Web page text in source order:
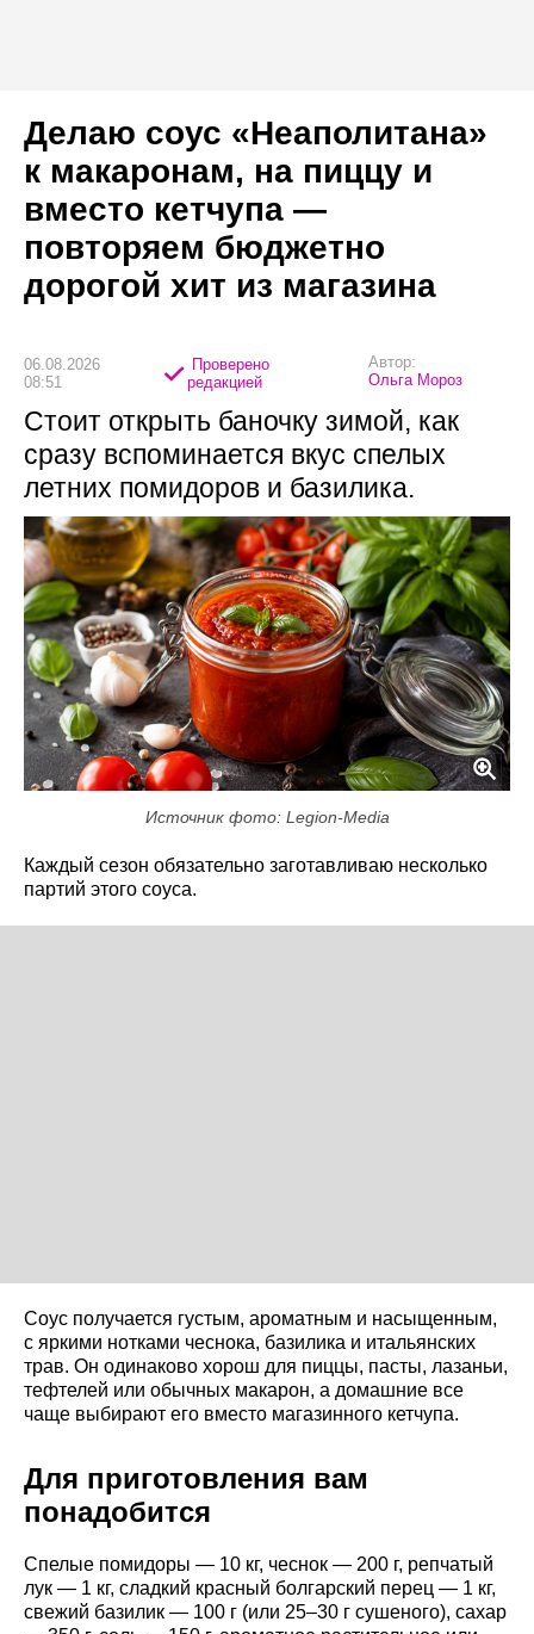
Делаю соус «Неаполитана»
к макаронам, на пиццу и
вместо кетчупа —
повторяем бюджетно
дорогой хит из магазина
06.08.2026
08:51
Проверено
редакцией
Автор:
Ольга Мороз
Стоит открыть баночку зимой, как
сразу вспоминается вкус спелых
летних помидоров и базилика.
Источник фото: Legion-Media
Каждый сезон обязательно заготавливаю несколько
партий этого соуса.
Соус получается густым, ароматным и насыщенным,
с яркими нотками чеснока, базилика и итальянских
трав. Он одинаково хорош для пиццы, пасты, лазаньи,
тефтелей или обычных макарон, а домашние все
чаще выбирают его вместо магазинного кетчупа.
Для приготовления вам
понадобится
Спелые помидоры — 10 кг, чеснок — 200 г, репчатый
лук — 1 кг, сладкий красный болгарский перец — 1 кг,
свежий базилик — 100 г (или 25–30 г сушеного), сахар